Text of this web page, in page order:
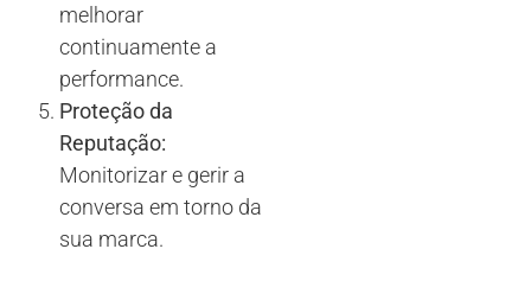
melhorar
continuamente a
performance.
Proteção da
Reputação:
Monitorizar e gerir a
conversa em torno da
sua marca.